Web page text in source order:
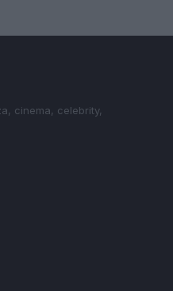
cinema, celebrity,